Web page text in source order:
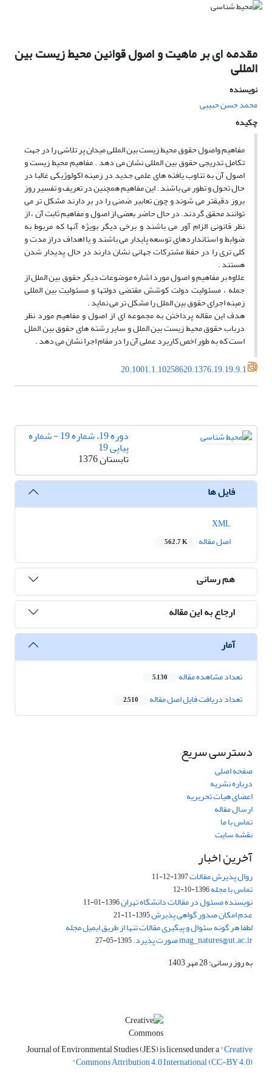
مقدمه ای بر ماهیت و اصول قوانین محیط زیست بین
المللی
نویسنده
محمد حسن حبیبی
چکیده
مفاهیم واصول حقوق محیط زیست بین المللی میدان پر تلاشی را در جهت
تکامل تدریجی حقوق بین المللی نشان می دهد . مفاهیم محیط زیست و
اصول آن به تناوب یافته های علمی جدید در زمینه اکولوژیکی غالبا در
حال تحول و تطور می باشند . این مفاهیم همچنین در تعریف و تفسیر روز
بروز دقیقتر می شوند و چون تعابیر ضمنی را در بر دارند مشکل تر می
توانند محقق گردند. در حال حاضر بعضی از اصول و مفاهیم ثابت آن ، از
نظر قانونی الزام آور می باشند و برخی دیگر بویژه آنها که مربوط به
ضوابط و استانداردهای توسعه پایدار می باشند و یا اهداف دراز مدت و
کلی تری را در حفظ مشترکات جهانی نشان دارند در حال پدیدار شدن
هستند .
علاوه بر مفاهیم و اصول مورد اشاره موضوعات دیگر حقوق بین الملل از
جمله ، مسئولیت دولت کوشش مقتضی دولتها و مسئولیت بین المللی
زمینه اجرای حقوق بین الملل را مشکل تر می نماید .
هدف این مقاله پرداختن به مجموعه ای از اصول و مفاهیم مورد نظر
درباب حقوق محیط زیست بین الملل و سایر رشته های حقوق بین الملل
است که به طور اخص کاربرد عملی آن را در مقام اجرا نشان می دهد .
20.1001.1.10258620.1376.19.19.9.1
دوره 19، شماره 19 - شماره
پیاپی 19
تابستان 1376
فایل ها
اصل مقاله
562.7 K
هم رسانی
ارجاع به این مقاله
آمار
تعداد مشاهده مقاله 5,130
تعداد دریافت فایل اصل مقاله 2,510
دسترسی سریع
صفحه اصلی
درباره نشریه
اعضای هیات تحریریه
ارسال مقاله
تماس با ما
نقشه سایت
آخرین اخبار
روال پذیرش مقالات1397-12-11
تماس با مجله1396-10-12
نویسنده مسئول در مقالات دانشگاه تهران1396-01-11
عدم امکان صدور گواهی پذیرش1395-11-21
لطفا هر گونه سئوال و پیگیری مقالات تنها از طریق ایمیل مجله
mag_natures@ut.ac.ir صورت پذیرد. 1395-05-27
به روز رسانی: 28 مهر 1403
Journal of Environmental Studies (JES) is licensed under a"Creative
Commons Attribution 4.0 International (CC-BY 4.0)"